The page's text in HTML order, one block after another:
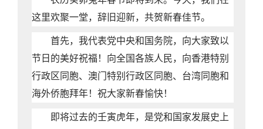
这里欢聚一堂，辞旧迎新，共贺新春佳节。
首先，我代表党中央和国务院，向大家致以
节日的美好祝福！向全国各族人民，向香港特别
行政区同胞、澳门特别行政区同胞、台湾同胞和
海外侨胞拜年！祝大家新春愉快！
即将过去的壬寅虎年，是党和国家发展史上